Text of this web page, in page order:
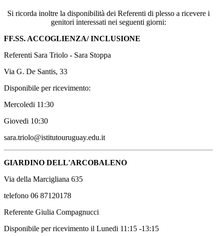
Si ricorda inoltre la disponibilità dei Referenti di plesso a ricevere i
genitori interessati nei seguenti giorni:
FF.SS. ACCOGLIENZA/ INCLUSIONE
Referenti Sara Triolo - Sara Stoppa
Via G. De Santis, 33
Disponibile per ricevimento:
Mercoledi 11:30
Giovedi 10:30
sara.triolo@istitutouruguay.edu.it
GIARDINO DELL'ARCOBALENO
Via della Marcigliana 635
telefono 06 87120178
Referente Giulia Compagnucci
Disponibile per ricevimento il Lunedi 11:15 -13:15